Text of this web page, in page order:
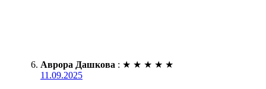
Аврора Дашкова : ★ ★ ★ ★ ★
11.09.2025